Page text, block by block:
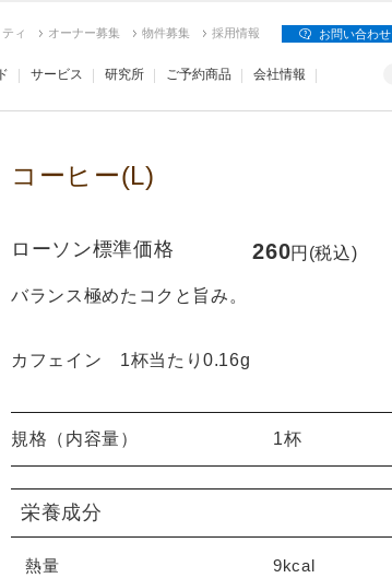
ィ オーナー募集 物件募集 採用情報 お問い合わせ
サービス 研究所 ご予約商品 会社情報
コーヒー(L)
ローソン標準価格 260円(税込)
バランス極めたコクと旨み。
カフェイン 1杯当たり0.16g
規格（内容量） 1杯
栄養成分
熱量
9kcal